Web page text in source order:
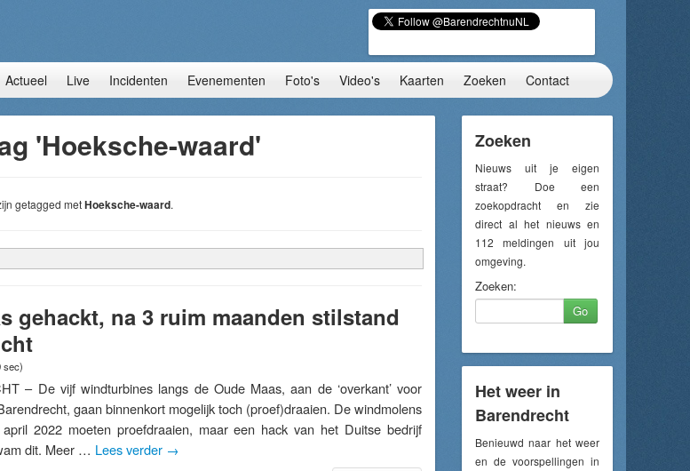
Actueel Live Incidenten Evenementen Foto's Video's Kaarten Zoeken Contact
'Hoeksche-waard'
getagged metHoeksche-waard.
gehackt, na 3 ruim maanden stilstand
sec)
– De vijf windturbines langs de Oude Maas, aan de ‘overkant’ voor
gaan binnenkort mogelijk toch (proef)draaien. De windmolens
2022 moeten proefdraaien, maar een hack van het Duitse bedrijf
dit. Meer … Lees verder →
Zoeken
Nieuws uit je eigen
straat? Doe een
zoekopdracht en zie
direct al het nieuws en
112 meldingen uit jou
omgeving.
Zoeken:
Go
Het weer in
Barendrecht
Benieuwd naar het weer
en de voorspellingen in